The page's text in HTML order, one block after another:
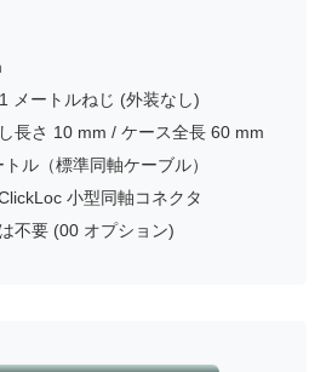
メートルねじ (外装なし)
長さ 10 mm / ケース全長 60 mm
ル（標準同軸ケーブル）
小型同軸コネクタ
不要 (00 オプション)